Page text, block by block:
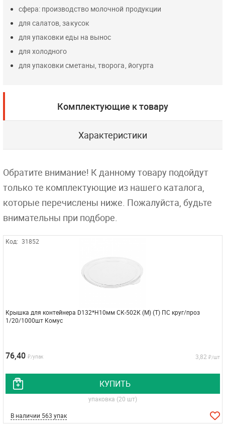
сфера: производство молочной продукции
для салатов, закусок
для упаковки еды на вынос
для холодного
для упаковки сметаны, творога, йогурта
Комплектующие к товару
Характеристики
Обратите внимание! К данному товару подойдут
только те комплектующие из нашего каталога,
которые перечислены ниже. Пожалуйста, будьте
внимательны при подборе.
Код: 31852
Крышка для контейнера D132*Н10мм СК-502К (М) (Т) ПС круг/проз
1/20/1000шт Комус
76,40 ₽/упак 3,82 ₽/шт
КУПИТЬ
упаковка (20 шт)
В наличии 563 упак